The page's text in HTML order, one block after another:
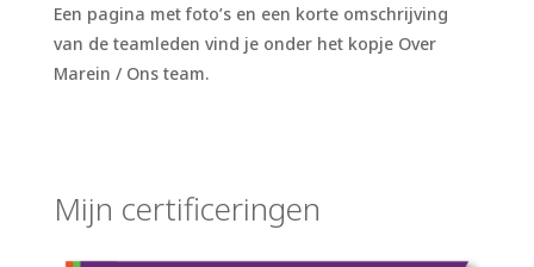
Een pagina met foto’s en een korte omschrijving
van de teamleden vind je onder het kopje Over
Marein / Ons team.
Mijn certificeringen